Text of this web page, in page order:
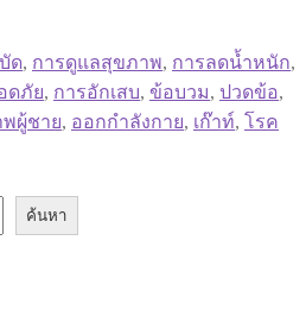
ด, การดูแลสุขภาพ, การลดน้ำหนัก,
ดภัย, การอักเสบ, ข้อบวม, ปวดข้อ,
ผู้ชาย, ออกกำลังกาย, เก๊าท์, โรค
ค้นหา